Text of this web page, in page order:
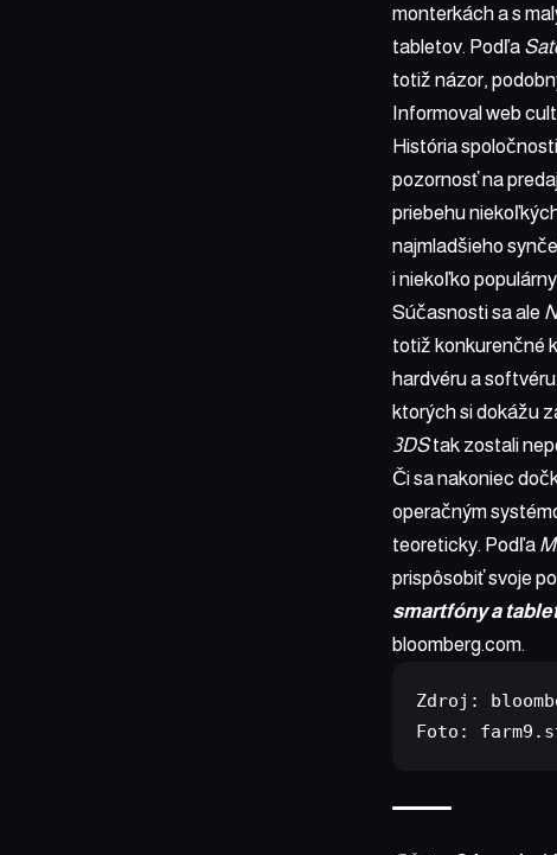
monterkách a s
tabletov. Podľa
totiž názor,
Informoval web
História spoločnosti
pozornosť na
priebehu
najmladšieho
i niekoľko
Súčasnosti sa ale
totiž konkurenčné
hardvéru a
ktorých si dokážu
3DStak zostali
Či sa nakoniec
operačným
teoreticky. Podľa
prispôsobiť svoje
smartfóny a
bloomberg.com.
Zdroj:
Foto: